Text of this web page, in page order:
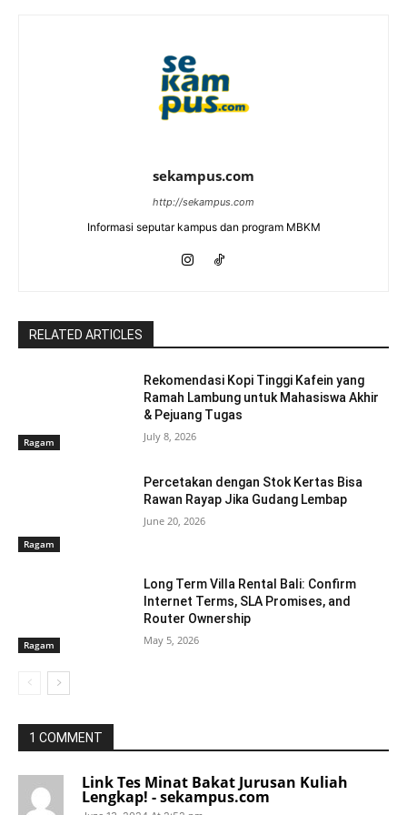
sekampus.com
http://sekampus.com
Informasi seputar kampus dan program MBKM
RELATED ARTICLES
Ragam
Rekomendasi Kopi Tinggi Kafein yang
Ramah Lambung untuk Mahasiswa Akhir
& Pejuang Tugas
July 8, 2026
Ragam
Percetakan dengan Stok Kertas Bisa
Rawan Rayap Jika Gudang Lembap
June 20, 2026
Ragam
Long Term Villa Rental Bali: Confirm
Internet Terms, SLA Promises, and
Router Ownership
May 5, 2026
1 COMMENT
Link Tes Minat Bakat Jurusan Kuliah
Lengkap! - sekampus.com